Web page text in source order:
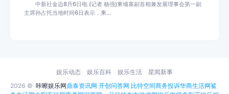
中新社金边8月6日电 (记者 杨强)柬埔寨副首相兼发展理事会第一副
主席孙占托当地时间6日表示，柬...
2026 © 咔嚓娱乐网鼎泰资讯网 开创问答网 比特空间商务投诉华商生活网鲨
娱乐动态 娱乐百科 娱乐生活 星闻新事